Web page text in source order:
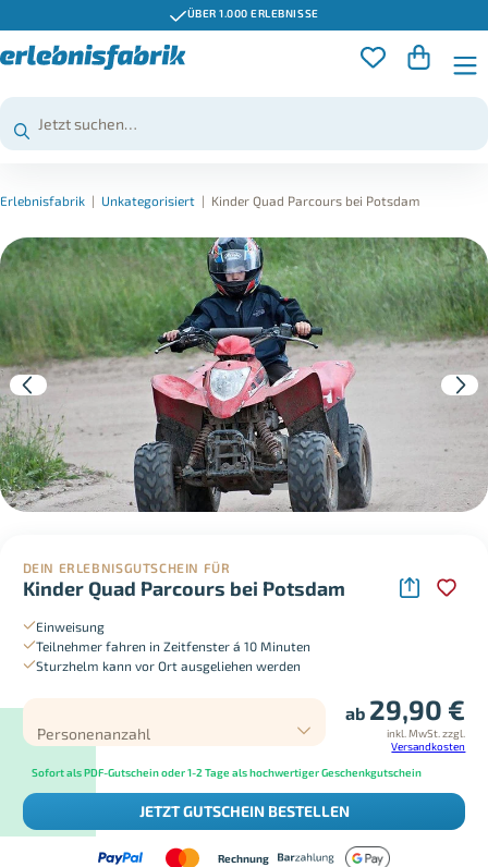
ÜBER 1.000 ERLEBNISSE
Erlebnisfabrik | Unkategorisiert | Kinder Quad Parcours bei Potsdam
DEIN ERLEBNISGUTSCHEIN FÜR
Kinder Quad Parcours bei Potsdam
Einweisung
Teilnehmer fahren in Zeitfenster á 10 Minuten
Sturzhelm kann vor Ort ausgeliehen werden
Personenanzahl
ab 29,90 €
inkl. MwSt. zzgl.
Versandkosten
Sofort als PDF-Gutschein oder 1-2 Tage als hochwertiger Geschenkgutschein
JETZT GUTSCHEIN BESTELLEN
Rechnung